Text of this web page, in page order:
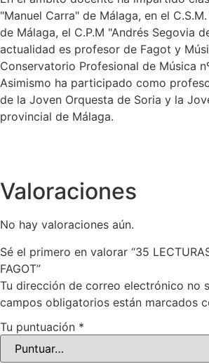
"Manuel Carra" de Málaga, en el
de Málaga, el C.P.M "Andrés Segovia
actualidad es profesor de Fagot y
Conservatorio Profesional de Música
Asimismo ha participado como
de la Joven Orquesta de Soria y la
provincial de Málaga.
Valoraciones
No hay valoraciones aún.
Sé el primero en valorar “35
FAGOT”
Tu dirección de correo electrónico no
campos obligatorios están marcados
Tu puntuación *